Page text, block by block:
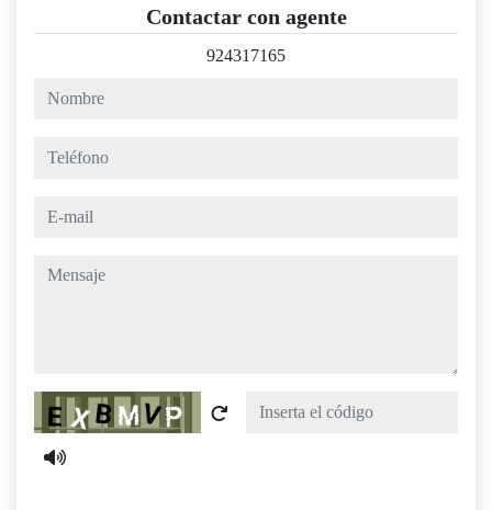
Contactar con agente
924317165
nombre
teléfono
e-mail
mensaje
Captcha